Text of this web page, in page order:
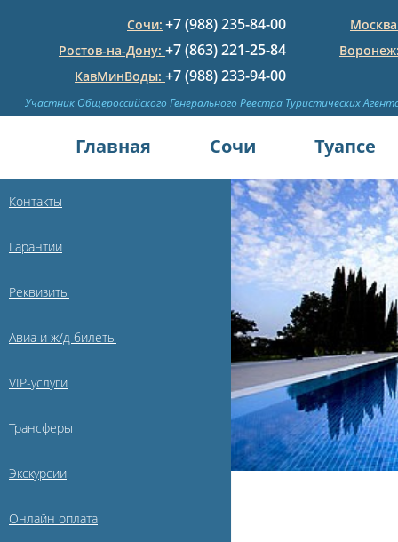
Сочи: +7 (988) 235-84-00
Ростов-на-Дону: +7 (863) 221-25-84
КавМинВоды: +7 (988) 233-94-00
Участник Общероссийского Генерального Реестра Туристических
Главная Сочи Туапсе
Контакты
Гарантии
Реквизиты
Авиа и ж/д билеты
VIP-услуги
Трансферы
Экскурсии
Онлайн оплата